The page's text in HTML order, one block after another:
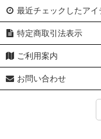
最近チェックしたアイ
特定商取引法表示
ご利用案内
お問い合わせ